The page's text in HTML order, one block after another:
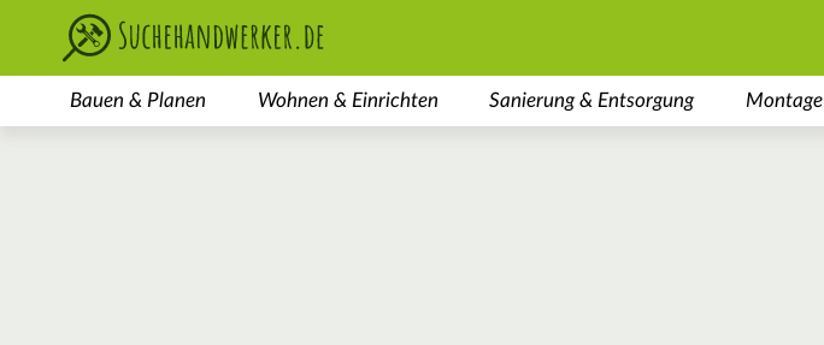
Bauen & Planen Wohnen & Einrichten Sanierung & Entsorgung Montage